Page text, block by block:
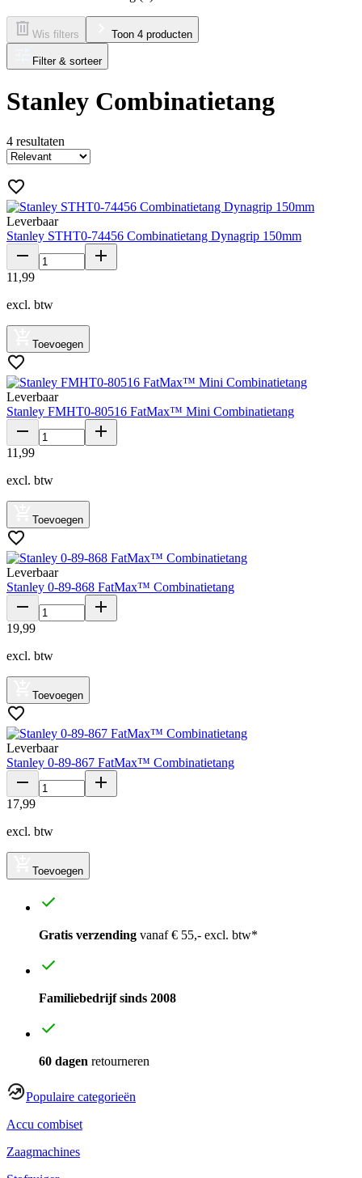
Wis filters Toon 4 producten
Filter & sorteer
Stanley Combinatietang
4 resultaten
Leverbaar
Stanley STHT0-74456 Combinatietang Dynagrip 150mm
11 ,99
excl. btw
Toevoegen
Leverbaar
Stanley FMHT0-80516 FatMax™ Mini Combinatietang
11 ,99
excl. btw
Toevoegen
Leverbaar
Stanley 0-89-868 FatMax™ Combinatietang
19,99
excl. btw
Toevoegen
Leverbaar
Stanley 0-89-867 FatMax™ Combinatietang
17,99
excl. btw
Toevoegen
Gratis verzending vanaf € 55,- excl. btw*
Familiebedrijf sinds 2008
60 dagen retourneren
Populaire categorieën
Accu combiset
Zaagmachines